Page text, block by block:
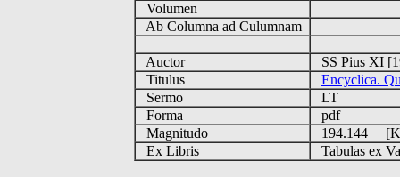
Volumen
Ab Columna ad Culumnam
Auctor
SS Pius XI
Titulus
Encyclica.
Sermo
LT
Forma
pdf
Magnitudo
194.144
Ex Libris
Tabulas ex